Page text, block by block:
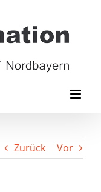
Zurück Vor